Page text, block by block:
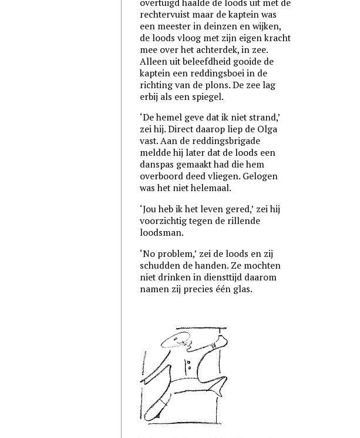
rechtervuist maar de kaptein was
een meester in deinzen en wijken,
de loods vloog met zijn eigen kracht
mee over het achterdek, in zee.
Alleen uit beleefdheid gooide de
kaptein een reddingsboei in de
richting van de plons. De zee lag
erbij als een spiegel.
‘De hemel geve dat ik niet strand,’
zei hij. Direct daarop liep de Olga
vast. Aan de reddingsbrigade
meldde hij later dat de loods een
danspas gemaakt had die hem
overboord deed vliegen. Gelogen
was het niet helemaal.
‘Jou heb ik het leven gered,’ zei hij
voorzichtig tegen de rillende
loodsman.
‘No problem,’ zei de loods en zij
schudden de handen. Ze mochten
niet drinken in diensttijd daarom
namen zij precies één glas.